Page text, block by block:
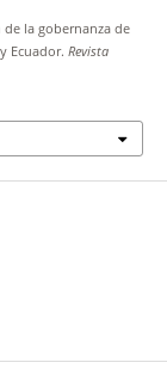
de la gobernanza de
Ecuador. Revista